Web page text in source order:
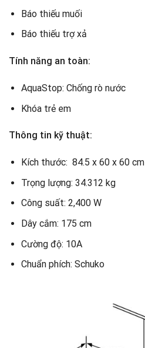
Báo thiếu muối
Báo thiếu trợ xả
Tính năng an toàn:
AquaStop: Chống rò nước
Khóa trẻ em
Thông tin kỹ thuật:
Kích thước: 84.5 x 60 x 60 cm
Trọng lượng: 34.312 kg
Công suất: 2,400 W
Dây cắm: 175 cm
Cường độ: 10A
Chuẩn phích: Schuko